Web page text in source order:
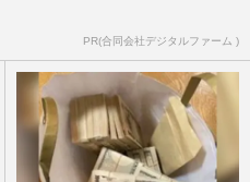
PR(合同会社デジタルファーム )